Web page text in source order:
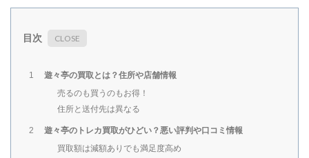
目次
1
遊々亭の買取とは？住所や店舗情報
売るのも買うのもお得！
住所と送付先は異なる
2
遊々亭のトレカ買取がひどい？悪い評判や口コミ情報
買取額は減額ありでも満足度高め